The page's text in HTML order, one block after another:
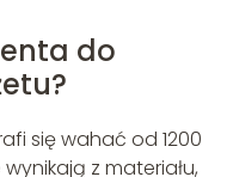
do
się wahać od 1200
z materiału,